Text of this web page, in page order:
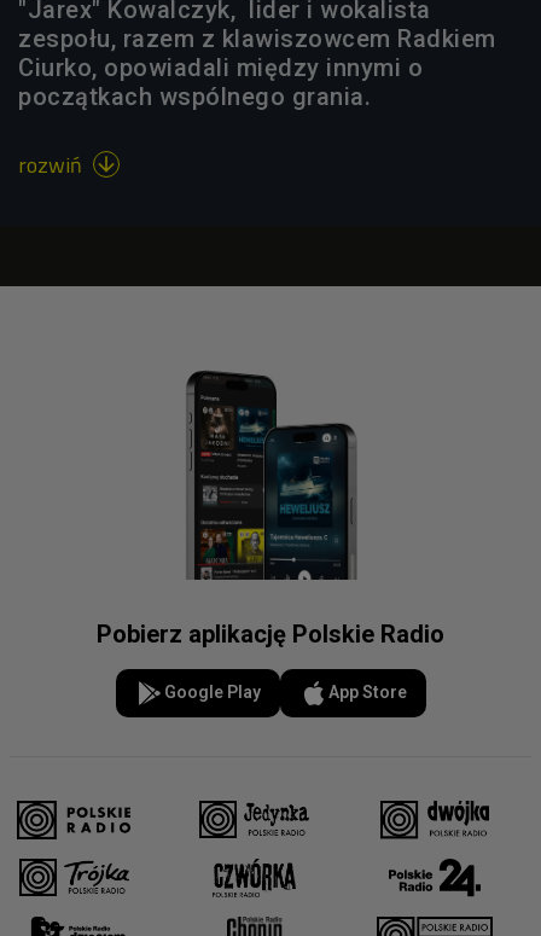
"Jarex" Kowalczyk, lider i wokalista
zespołu, razem z klawiszowcem Radkiem
Ciurko, opowiadali między innymi o
początkach wspólnego grania.
rozwiń 
Pobierz aplikację Polskie Radio
Google Play App Store